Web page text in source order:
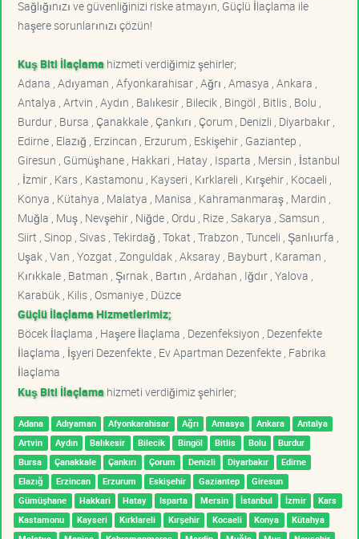
Sağlığınızı ve güvenliğinizi riske atmayın, Güçlü İlaçlama ile
haşere sorunlarınızı çözün!
Kuş Biti İlaçlama hizmeti verdiğimiz şehirler;
Adana , Adıyaman , Afyonkarahisar , Ağrı , Amasya , Ankara ,
Antalya , Artvin , Aydın , Balıkesir , Bilecik , Bingöl , Bitlis , Bolu ,
Burdur , Bursa , Çanakkale , Çankırı , Çorum , Denizli , Diyarbakır ,
Edirne , Elazığ , Erzincan , Erzurum , Eskişehir , Gaziantep ,
Giresun , Gümüşhane , Hakkari , Hatay , Isparta , Mersin , İstanbul
, İzmir , Kars , Kastamonu , Kayseri , Kırklareli , Kırşehir , Kocaeli ,
Konya , Kütahya , Malatya , Manisa , Kahramanmaraş , Mardin ,
Muğla , Muş , Nevşehir , Niğde , Ordu , Rize , Sakarya , Samsun ,
Siirt , Sinop , Sivas , Tekirdağ , Tokat , Trabzon , Tunceli , Şanlıurfa ,
Uşak , Van , Yozgat , Zonguldak , Aksaray , Bayburt , Karaman ,
Kırıkkale , Batman , Şırnak , Bartın , Ardahan , Iğdır , Yalova ,
Karabük , Kilis , Osmaniye , Düzce
Güçlü İlaçlama Hizmetlerimiz;
Böcek İlaçlama , Haşere İlaçlama , Dezenfeksiyon , Dezenfekte
İlaçlama , İşyeri Dezenfekte , Ev Apartman Dezenfekte , Fabrika
İlaçlama
Kuş Biti İlaçlama hizmeti verdiğimiz şehirler;
Adana Adıyaman Afyonkarahisar Ağrı Amasya Ankara
Antalya
Artvin
Aydın Balıkesir Bilecik Bingöl Bitlis Bolu
Burdur
Bursa
Çanakkale Çankırı Çorum Denizli Diyarbakır
Edirne
Elazığ
Erzincan Erzurum Eskişehir Gaziantep
Giresun
Gümüşhane
Hakkari Hatay Isparta Mersin İstanbul İzmir
Kars
Kastamonu
Kayseri Kırklareli Kırşehir Kocaeli Konya
Kütahya